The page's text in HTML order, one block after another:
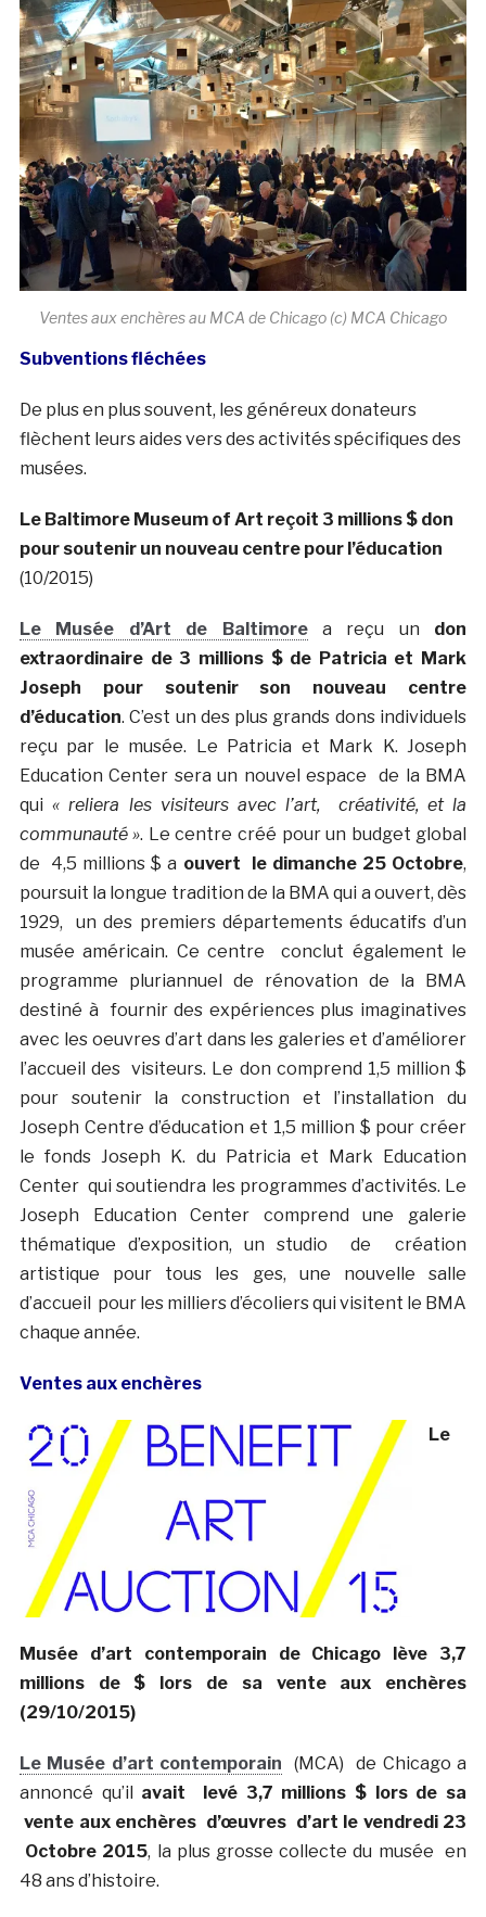
Ventes aux enchères au MCA de Chicago (c) MCA Chicago
Subventions fléchées
De plus en plus souvent, les généreux donateurs
flèchent leurs aides vers des activités spécifiques des
musées.
Le Baltimore Museum of Art reçoit 3 millions $ don
pour soutenir un nouveau centre pour l’éducation
(10/2015)
Le Musée d’Art de Baltimorea reçu un don
extraordinaire de 3 millions $ de Patricia et Mark
Joseph pour soutenir son nouveau centre
d’éducation. C’est un des plus grands dons individuels
reçu par le musée. Le Patricia et Mark K. Joseph
Education Center sera un nouvel espace de la BMA
qui« reliera les visiteurs avec l’art, créativité, et la
communauté ». Le centre créé pour un budget global
de 4,5 millions $ a ouvert le dimanche 25 Octobre,
poursuit la longue tradition de la BMA qui a ouvert, dès
1929, un des premiers départements éducatifs d’un
musée américain. Ce centre conclut également le
programme pluriannuel de rénovation de la BMA
destiné à fournir des expériences plus imaginatives
avec les oeuvres d’art dans les galeries et d’améliorer
l’accueil des visiteurs. Le don comprend 1,5 million $
pour soutenir la construction et l’installation du
Joseph Centre d’éducation et 1,5 million $ pour créer
le fonds Joseph K. du Patricia et Mark Education
Center qui soutiendra les programmes d’activités. Le
Joseph Education Center comprend une galerie
thématique d’exposition, un studio de création
artistique pour tous les ges, une nouvelle salle
d’accueil pour les milliers d’écoliers qui visitent le BMA
chaque année.
Ventes aux enchères
Le
Musée d’art contemporain de Chicago lève 3,7
millions de $ lors de sa vente aux enchères
(29/10/2015)
Le Musée d’art contemporain (MCA) de Chicago a
annoncé qu’il avait levé 3,7 millions $ lors de sa
vente aux enchères d’œuvres d’art le vendredi 23
Octobre 2015, la plus grosse collecte du musée en
48 ans d’histoire.